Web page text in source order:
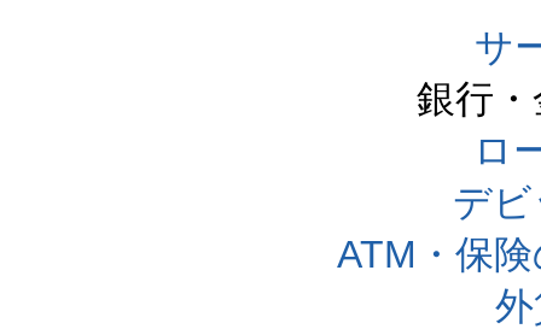
サ
銀行
ロ
デ
ATM・保